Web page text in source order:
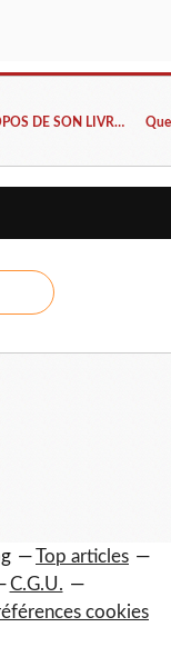
ENTRETIEN AVEC JEAN-NUMA DUCANGE A PROPOS DE SON LIVRE QUAND LA GAUCHE PENSAIT LA NATION, NATIONALITES ET SOCIALISMES A LA BELLE EPOQUE
Top articles
C.G.U.
cookies